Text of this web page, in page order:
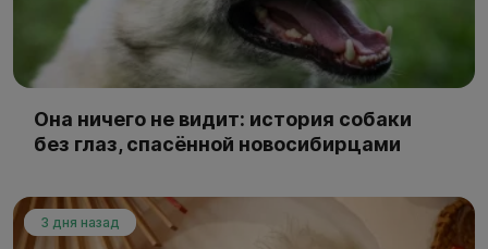
Она ничего не видит: история собаки
без глаз, спасённой новосибирцами
3 дня назад